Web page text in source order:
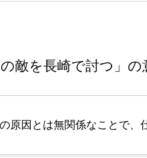
の敵を長崎で討つ」の
原因とは無関係なことで、